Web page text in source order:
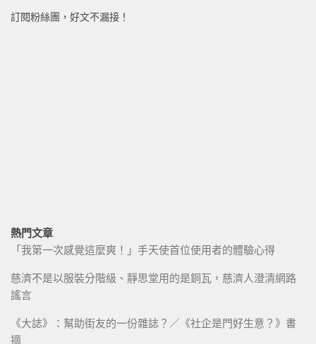
訂閱粉絲團，好文不漏接！
熱門文章
「我第一次感覺這麼爽！」手天使首位使用者的體驗心得
慈濟不是以服裝分階級、靜思堂用的是銅瓦，慈濟人澄清網路
謠言
《大誌》：幫助街友的一份雜誌？／《社企是門好生意？》書
摘